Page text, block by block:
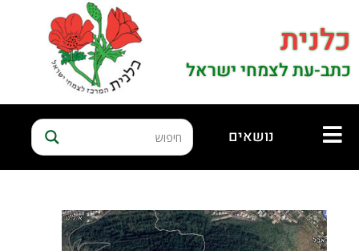
כלנית
כתב-עת לצמחי ישראל
נושאים